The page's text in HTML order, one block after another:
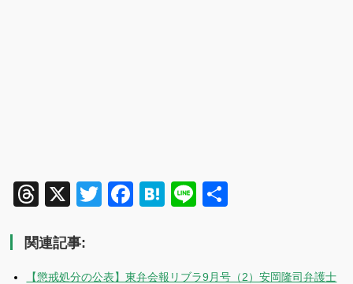
Threads
X TwitterFacebook
Hatena
Line
関連記事:
【懲戒処分の公表】東弁会報リブラ9月号（2）安岡隆司弁護士